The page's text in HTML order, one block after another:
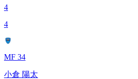
4
4
MF 34
小倉 陽太